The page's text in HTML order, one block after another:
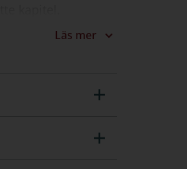
Läs mer